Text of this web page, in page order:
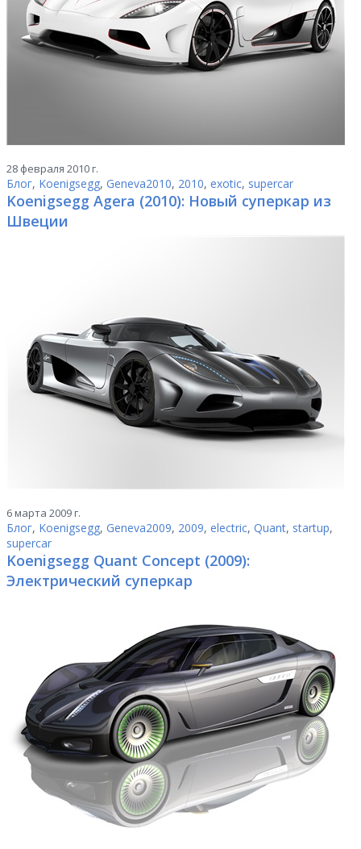
28 февраля 2010 г.
Блог, Koenigsegg, Geneva2010, 2010, exotic, supercar
Koenigsegg Agera (2010): Новый суперкар из
Швеции
6 марта 2009 г.
Блог, Koenigsegg, Geneva2009, 2009, electric, Quant, startup,
supercar
Koenigsegg Quant Concept (2009):
Электрический суперкар